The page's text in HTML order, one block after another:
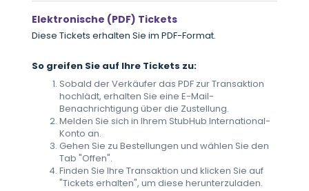
Elektronische (PDF) Tickets
Diese Tickets erhalten Sie im PDF-Format.
So greifen Sie auf Ihre Tickets zu:
Sobald der Verkäufer das PDF zur Transaktion
hochlädt, erhalten Sie eine E-Mail-
Benachrichtigung über die Zustellung.
Melden Sie sich in Ihrem StubHub International-
Konto an.
Gehen Sie zu Bestellungen und wählen Sie den
Tab "Offen".
Finden Sie Ihre Transaktion und klicken Sie auf
"Tickets erhalten", um diese herunterzuladen.